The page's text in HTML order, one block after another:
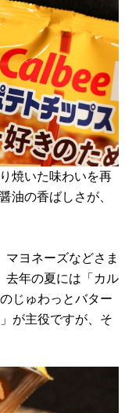
焼いた味わいを再
油の香ばしさが、
マヨネーズなどさま
去年の夏には「カル
じゅわっとバター
が主役ですが、そ